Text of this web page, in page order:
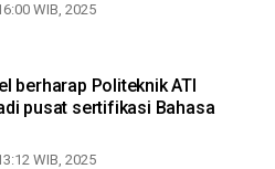
WIB, 2025
berharap Politeknik ATI
pusat sertifikasi Bahasa
WIB, 2025